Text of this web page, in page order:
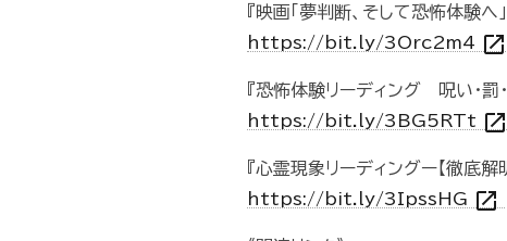
『映画「夢判断、そして恐怖体験へ」
https://bit.ly/3Orc2m4 open_in_new
『恐怖体験リーディング 呪い・罰
https://bit.ly/3BG5RTt open_in_new
『心霊現象リーディングー【徹底
https://bit.ly/3IpssHG open_in_new